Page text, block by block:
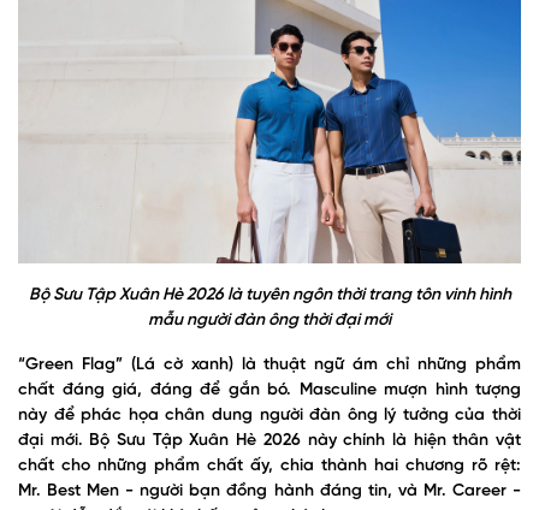
Bộ Sưu Tập Xuân Hè 2026 là tuyên ngôn thời trang tôn vinh hình
mẫu người đàn ông thời đại mới
“Green Flag” (Lá cờ xanh) là thuật ngữ ám chỉ những phẩm
chất đáng giá, đáng để gắn bó. Masculine mượn hình tượng
này để phác họa chân dung người đàn ông lý tưởng của thời
đại mới. Bộ Sưu Tập Xuân Hè 2026 này chính là hiện thân vật
chất cho những phẩm chất ấy, chia thành hai chương rõ rệt:
Mr. Best Men - người bạn đồng hành đáng tin, và Mr. Career -